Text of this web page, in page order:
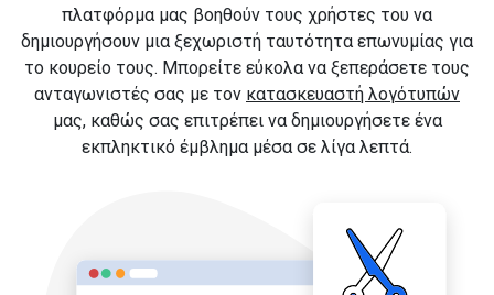
πλατφόρμα μας βοηθούν τους χρήστες του να
δημιουργήσουν μια ξεχωριστή ταυτότητα επωνυμίας για
το κουρείο τους. Μπορείτε εύκολα να ξεπεράσετε τους
ανταγωνιστές σας με τον κατασκευαστή λογότυπών
μας, καθώς σας επιτρέπει να δημιουργήσετε ένα
εκπληκτικό έμβλημα μέσα σε λίγα λεπτά.